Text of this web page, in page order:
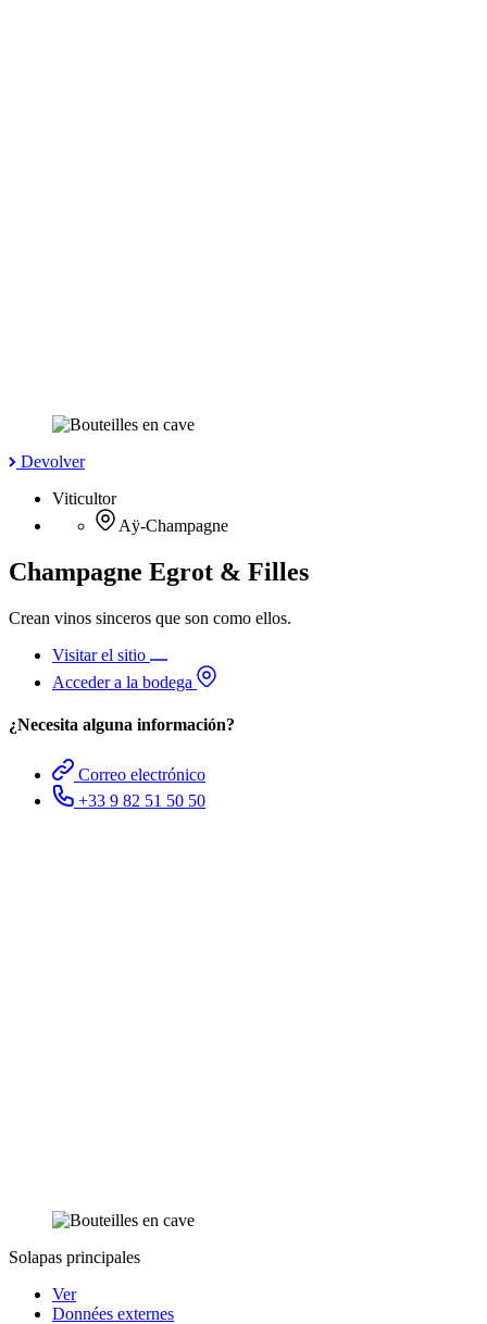
Devolver
Viticultor
Aÿ-Champagne
Champagne Egrot & Filles
Crean vinos sinceros que son como ellos.
Visitar el sitio
Acceder a la bodega
¿Necesita alguna información?
Correo electrónico
+33 9 82 51 50 50
Solapas principales
Ver
Données externes